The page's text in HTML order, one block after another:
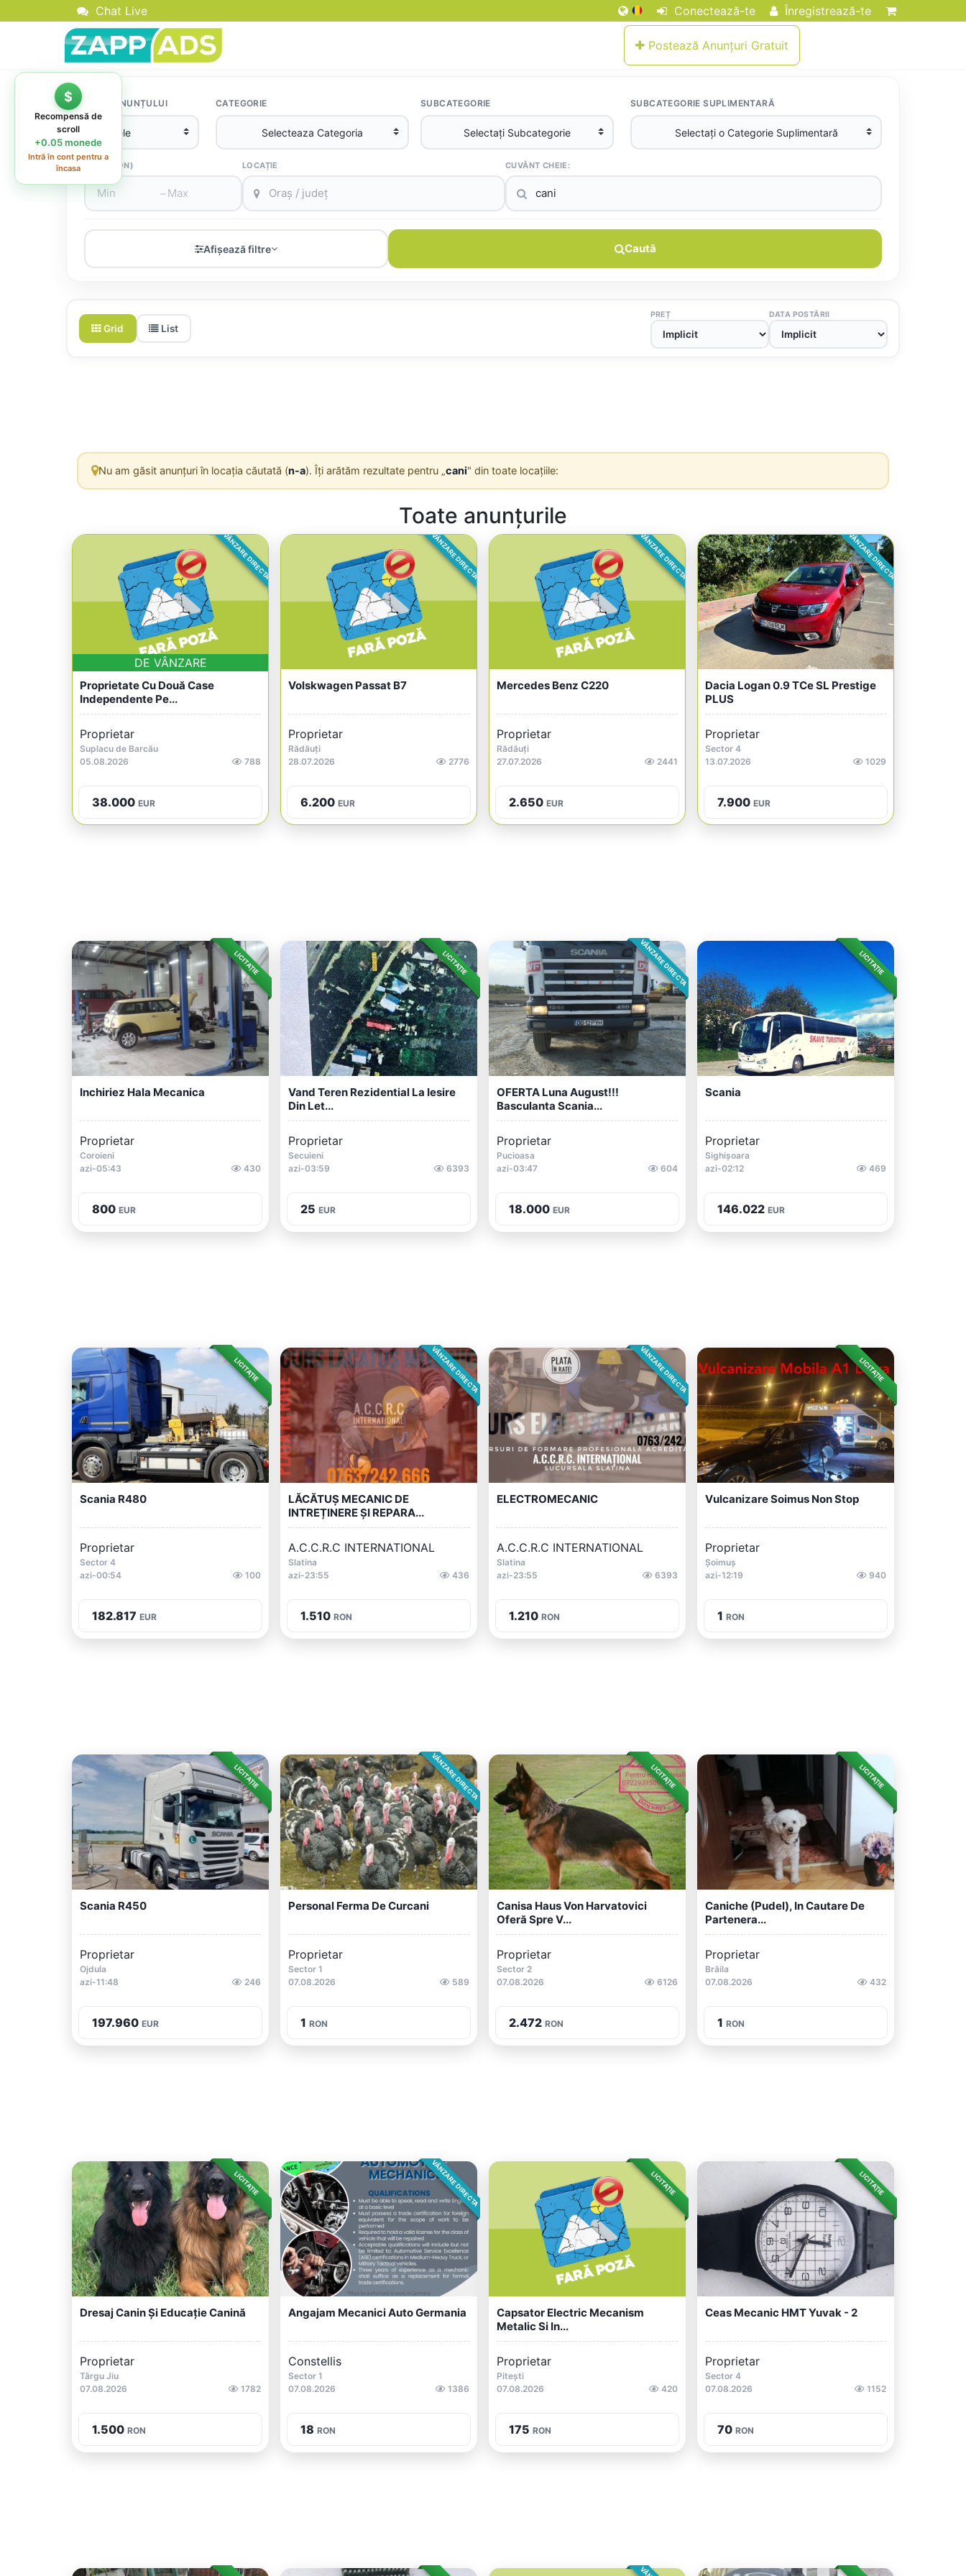
Chat Live Conectează-te Înregistrează-te
Postează Anunțuri Gratuit
TIPUL ANUNȚULUI CATEGORIE SUBCATEGORIE SUBCATEGORIE SUPLIMENTARĂ
PREȚ (RON)
–
LOCAȚIE CUVÂNT CHEIE:
Afișează filtre Caută
Grid List
PREȚ DATA POSTĂRII
Nu am găsit anunțuri în locația căutată (n-a). Îți arătăm rezultate pentru „cani" din toate locațiile:
Toate anunțurile
VÂNZARE DIRECTA
DE VÂNZARE
Proprietate Cu Două Case
Independente Pe...
Proprietar
Suplacu de Barcău
05.08.2026
788
38.000 EUR
VÂNZARE DIRECTA
Volskwagen Passat B7
Proprietar
Rădăuți
28.07.2026
2776
6.200 EUR
VÂNZARE DIRECTA
Mercedes Benz C220
Proprietar
Rădăuți
27.07.2026
2441
2.650 EUR
VÂNZARE DIRECTA
Dacia Logan 0.9 TCe SL Prestige
PLUS
Proprietar
Sector 4
13.07.2026
1029
7.900 EUR
LICITAȚIE
Inchiriez Hala Mecanica
Proprietar
Coroieni
azi-05:43
430
800 EUR
LICITAȚIE
Vand Teren Rezidential La Iesire
Din Let...
Proprietar
Secuieni
azi-03:59
6393
25 EUR
VÂNZARE DIRECTA
OFERTA Luna August!!!
Basculanta Scania...
Proprietar
Pucioasa
azi-03:47
604
18.000 EUR
LICITAȚIE
Scania
Proprietar
Sighișoara
azi-02:12
469
146.022 EUR
LICITAȚIE
Scania R480
Proprietar
Sector 4
azi-00:54
100
182.817 EUR
VÂNZARE DIRECTA
LĂCĂTUȘ MECANIC DE
INTREȚINERE ȘI REPARA...
A.C.C.R.C INTERNATIONAL
Slatina
azi-23:55
436
1.510 RON
VÂNZARE DIRECTA
ELECTROMECANIC
A.C.C.R.C INTERNATIONAL
Slatina
azi-23:55
6393
1.210 RON
LICITAȚIE
Vulcanizare Soimus Non Stop
Proprietar
Șoimuș
azi-12:19
940
1 RON
LICITAȚIE
Scania R450
Proprietar
Ojdula
azi-11:48
246
197.960 EUR
VÂNZARE DIRECTA
Personal Ferma De Curcani
Proprietar
Sector 1
07.08.2026
589
1 RON
LICITAȚIE
Canisa Haus Von Harvatovici
Oferă Spre V...
Proprietar
Sector 2
07.08.2026
6126
2.472 RON
LICITAȚIE
Caniche (Pudel), In Cautare De
Partenera...
Proprietar
Brăila
07.08.2026
432
1 RON
LICITAȚIE
Dresaj Canin Și Educație Canină
Proprietar
Târgu Jiu
07.08.2026
1782
1.500 RON
VÂNZARE DIRECTA
Angajam Mecanici Auto Germania
Constellis
Sector 1
07.08.2026
1386
18 RON
LICITAȚIE
Capsator Electric Mecanism
Metalic Si In...
Proprietar
Pitești
07.08.2026
420
175 RON
LICITAȚIE
Ceas Mecanic HMT Yuvak - 2
Proprietar
Sector 4
07.08.2026
1152
70 RON